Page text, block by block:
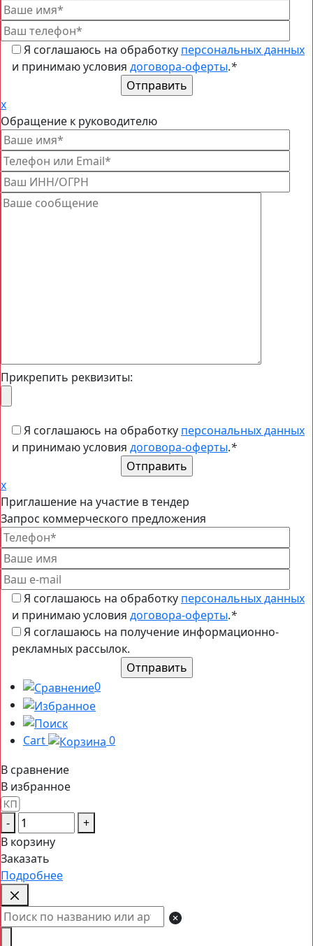
Я соглашаюсь на обработку персональных данных
и принимаю условия договора-оферты.*
x
Обращение к руководителю
Прикрепить реквизиты:
Я соглашаюсь на обработку персональных данных
и принимаю условия договора-оферты.*
x
Приглашение на участие в тендер
Запрос коммерческого предложения
Я соглашаюсь на обработку персональных данных
и принимаю условия договора-оферты.*
Я соглашаюсь на получение информационно-
рекламных рассылок.
0
Cart
0
В сравнение
В избранное
-
+
В корзину
Заказать
Подробнее
Поиск
товаров